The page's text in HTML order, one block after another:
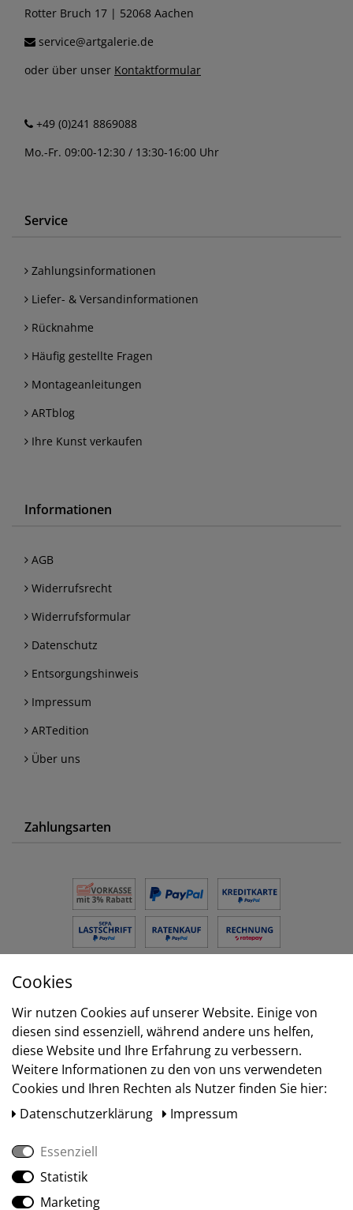
Rotter Bruch 17 | 52068 Aachen
service@artgalerie.de
oder über unser Kontaktformular
+49 (0)241 8869088
Mo.-Fr. 09:00-12:30 / 13:30-16:00 Uhr
Service
Zahlungsinformationen
Liefer- & Versandinformationen
Rücknahme
Häufig gestellte Fragen
Montageanleitungen
ARTblog
Ihre Kunst verkaufen
Informationen
AGB
Widerrufsrecht
Widerrufsformular
Datenschutz
Entsorgungshinweis
Impressum
ARTedition
Über uns
Zahlungsarten
Versand
Social Media
Cookies
Wir nutzen Cookies auf unserer Website. Einige von
diesen sind essenziell, während andere uns helfen,
diese Website und Ihre Erfahrung zu verbessern.
Weitere Informationen zu den von uns verwendeten
Cookies und Ihren Rechten als Nutzer finden Sie hier:
Daten­schutz­erklärung
Impressum
Essenziell
Statistik
Marketing